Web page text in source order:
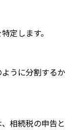
定します。
うに分割するか
相続税の申告と